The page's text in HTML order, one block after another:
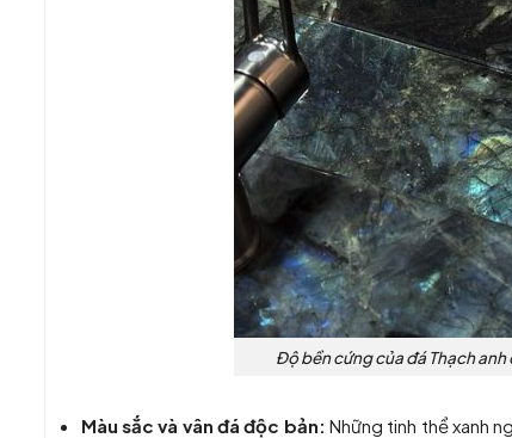
Độ bền cứng của đá Thạch
Màu sắc và vân đá độc bản: Những tinh thể xanh